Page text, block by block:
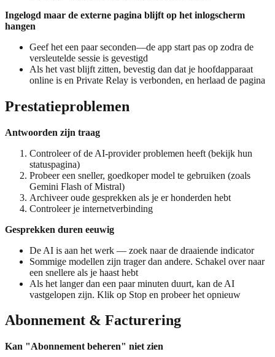
Ingelogd maar de externe pagina blijft op het inlogscherm
hangen
Geef het een paar seconden—de app start pas op zodra de
versleutelde sessie is gevestigd
Als het vast blijft zitten, bevestig dan dat je hoofdapparaat
online is en Private Relay is verbonden, en herlaad de pagina
Prestatieproblemen
Antwoorden zijn traag
Controleer of de AI-provider problemen heeft (bekijk hun
statuspagina)
Probeer een sneller, goedkoper model te gebruiken (zoals
Gemini Flash of Mistral)
Archiveer oude gesprekken als je er honderden hebt
Controleer je internetverbinding
Gesprekken duren eeuwig
De AI is aan het werk — zoek naar de draaiende indicator
Sommige modellen zijn trager dan andere. Schakel over naar
een snellere als je haast hebt
Als het langer dan een paar minuten duurt, kan de AI
vastgelopen zijn. Klik op Stop en probeer het opnieuw
Abonnement & Facturering
Kan "Abonnement beheren" niet zien